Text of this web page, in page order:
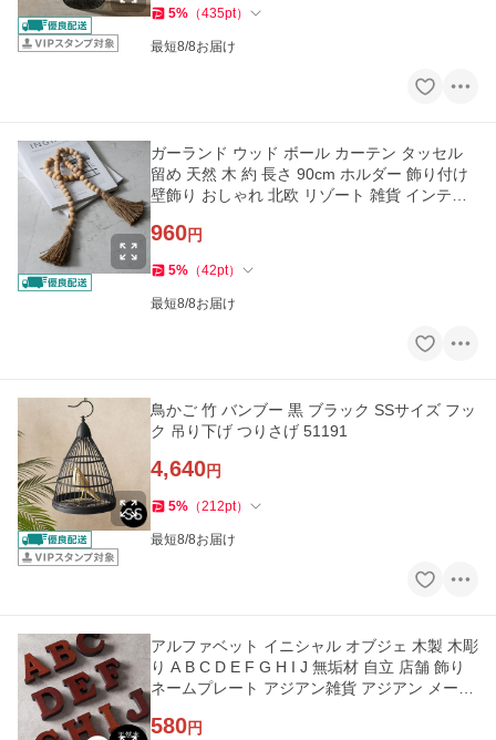
5% （435pt）
最短8/8お届け
ガーランド ウッド ボール カーテン タッセル
留め 天然 木 約 長さ 90cm ホルダー 飾り付け
壁飾り おしゃれ 北欧 リゾート 雑貨 インテリ
960円
5% （42pt）
最短8/8お届け
鳥かご 竹 バンブー 黒 ブラック SSサイズ フッ
ク 吊り下げ つりさげ 51191
4,640円
5% （212pt）
最短8/8お届け
アルファベット イニシャル オブジェ 木製 木彫
り A B C D E F G H I J 無垢材 自立 店舗 飾り
ネームプレート アジアン雑貨 アジアン メール
580円